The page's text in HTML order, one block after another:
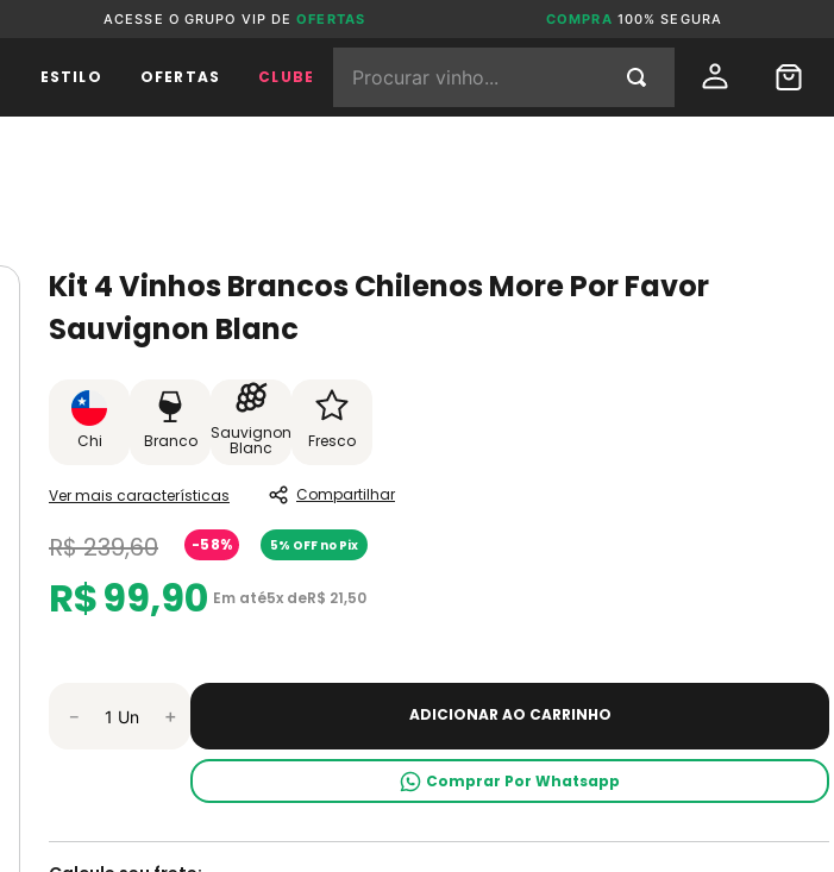
ACESSE O GRUPO VIP DEOFERTAS COMPRA 100% SEGURA
ESTILO OFERTAS CLUBE
Kit 4 Vinhos Brancos Chilenos More Por Favor
Sauvignon Blanc
Chi Branco Sauvignon
Blanc Fresco
Ver mais características Compartilhar
R$239,60 -58% 5% OFF no Pix
R$99,90 Em até5x deR$ 21,50
＋
－ ADICIONAR AO CARRINHO
Comprar Por Whatsapp